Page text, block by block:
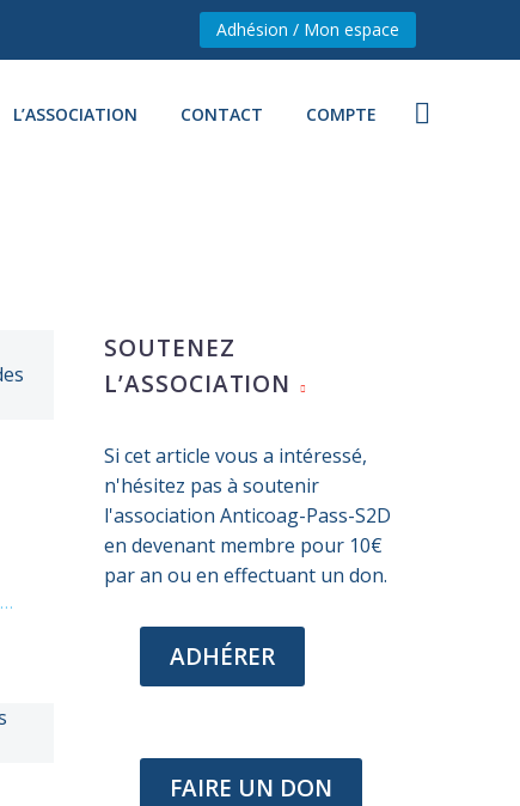
Adhésion / Mon espace
L’ASSOCIATION CONTACT COMPTE
SOUTENEZ
L’ASSOCIATION
Si cet article vous a intéressé,
n'hésitez pas à soutenir
l'association Anticoag-Pass-S2D
en devenant membre pour 10€
par an ou en effectuant un don.
ADHÉRER
FAIRE UN DON